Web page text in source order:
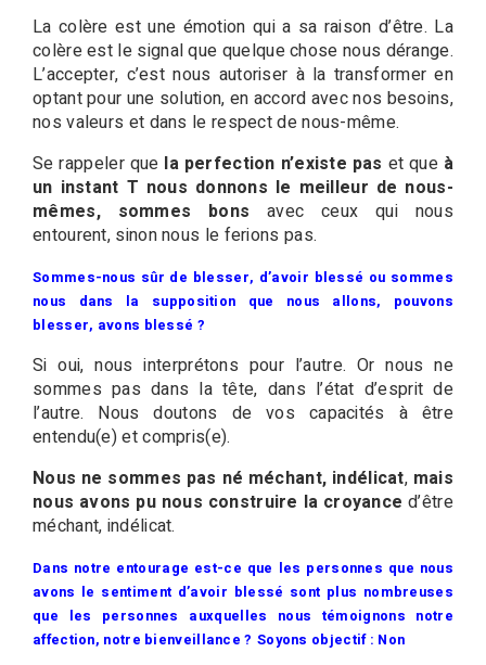
La colère est une émotion qui a sa raison d’être. La
colère est le signal que quelque chose nous dérange.
L’accepter, c’est nous autoriser à la transformer en
optant pour une solution, en accord avec nos besoins,
nos valeurs et dans le respect de nous-même.
Se rappeler que la perfection n’existe pas et que à
un instant T nous donnons le meilleur de nous-
mêmes, sommes bons avec ceux qui nous
entourent, sinon nous le ferions pas.
Sommes-nous sûr de blesser, d’avoir blessé ou sommes
nous dans la supposition que nous allons, pouvons
blesser, avons blessé ?
Si oui, nous interprétons pour l’autre. Or nous ne
sommes pas dans la tête, dans l’état d’esprit de
l’autre. Nous doutons de vos capacités à être
entendu(e) et compris(e).
Nous ne sommes pas né méchant, indélicat, mais
nous avons pu nous construire la croyance d’être
méchant, indélicat.
Dans notre entourage est-ce que les personnes que nous
avons le sentiment d’avoir blessé sont plus nombreuses
que les personnes auxquelles nous témoignons notre
affection, notre bienveillance ? Soyons objectif : Non